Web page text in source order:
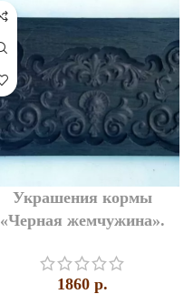
Украшения кормы
«Черная жемчужина».
1860 p.